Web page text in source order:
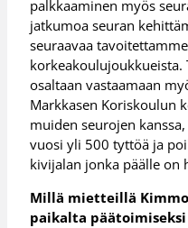
palkkaaminen myös
jatkumoa seuran
seuraavaa
osaltaan vastaamaan
Markkasen Koriskoulun
muiden seurojen
vuosi yli 500 tyttöä ja
kivijalan jonka päälle on
Millä mietteillä
paikalta